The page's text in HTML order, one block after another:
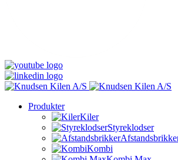
Produkter
Kiler
Styreklodser
Kombi